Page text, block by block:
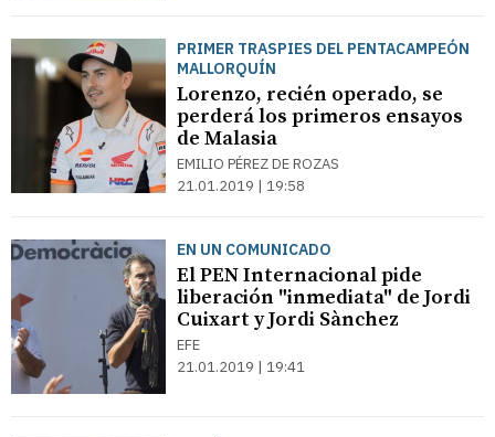
PRIMER TRASPIES DEL PENTACAMPEÓN
MALLORQUÍN
Lorenzo, recién operado, se
perderá los primeros ensayos
de Malasia
EMILIO PÉREZ DE ROZAS
21.01.2019 | 19:58
EN UN COMUNICADO
El PEN Internacional pide
liberación "inmediata" de Jordi
Cuixart y Jordi Sànchez
EFE
21.01.2019 | 19:41